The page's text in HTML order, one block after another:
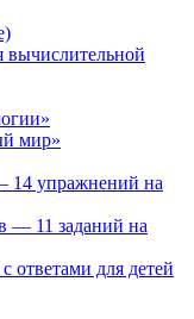
вычислительной
мир»
14 упражнений на
— 11 заданий на
ответами для детей